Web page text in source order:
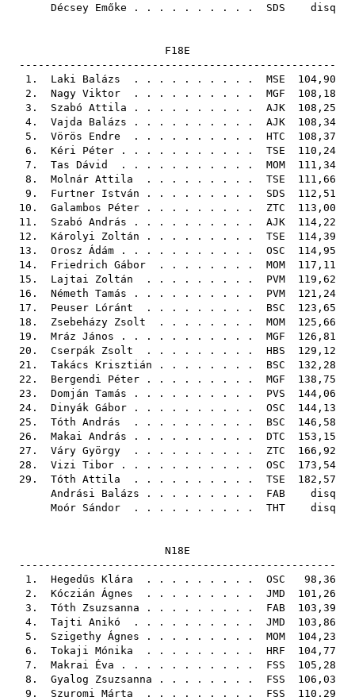
Décsey Emőke . . . . . . . . . . SDS disq
F18E
--------------------------------------------------
1. Laki Balázs . . . . . . . . . . MSE 104,90
2. Nagy Viktor . . . . . . . . . . MGF 108,18
3. Szabó Attila . . . . . . . . . . AJK 108,25
4. Vajda Balázs . . . . . . . . . . AJK 108,34
5. Vörös Endre . . . . . . . . . . HTC 108,37
6. Kéri Péter . . . . . . . . . . . TSE 110,24
7. Tas Dávid . . . . . . . . . . . MOM 111,34
8. Molnár Attila . . . . . . . . . TSE 111,66
9. Furtner István . . . . . . . . . SDS 112,51
10. Galambos Péter . . . . . . . . . ZTC 113,00
11. Szabó András . . . . . . . . . . AJK 114,22
12. Károlyi Zoltán . . . . . . . . . TSE 114,39
13. Orosz Ádám . . . . . . . . . . . OSC 114,95
14. Friedrich Gábor . . . . . . . . MOM 117,11
15. Lajtai Zoltán . . . . . . . . . PVM 119,62
16. Németh Tamás . . . . . . . . . . PVM 121,24
17. Peuser Lóránt . . . . . . . . . BSC 123,65
18. Zsebeházy Zsolt . . . . . . . . MOM 125,66
19. Mráz János . . . . . . . . . . . MGF 126,81
20. Cserpák Zsolt . . . . . . . . . HBS 129,12
21. Takács Krisztián . . . . . . . . BSC 132,28
22. Bergendi Péter . . . . . . . . . MGF 138,75
23. Domján Tamás . . . . . . . . . . PVS 144,06
24. Dinyák Gábor . . . . . . . . . . OSC 144,13
25. Tóth András . . . . . . . . . . BSC 146,58
26. Makai András . . . . . . . . . . DTC 153,15
27. Váry György . . . . . . . . . . ZTC 166,92
28. Vizi Tibor . . . . . . . . . . . OSC 173,54
29. Tóth Attila . . . . . . . . . . TSE 182,57
Andrási Balázs . . . . . . . . . FAB disq
Moór Sándor . . . . . . . . . . THT disq
N18E
--------------------------------------------------
1. Hegedűs Klára . . . . . . . . . OSC 98,36
2. Kóczián Ágnes . . . . . . . . . JMD 101,26
3. Tóth Zsuzsanna . . . . . . . . . FAB 103,39
4. Tajti Anikó . . . . . . . . . . JMD 103,86
5. Szigethy Ágnes . . . . . . . . . MOM 104,23
6. Tokaji Mónika . . . . . . . . . HRF 104,77
7. Makrai Éva . . . . . . . . . . . FSS 105,28
8. Gyalog Zsuzsanna . . . . . . . . FSS 106,03
9. Szuromi Márta . . . . . . . . . FSS 110,29